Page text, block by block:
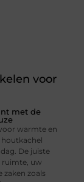
voor
met de
warmte en
houtkachel
De juiste
ruimte, uw
zaken zoals